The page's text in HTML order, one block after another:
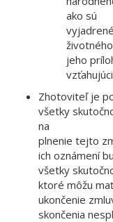
ako sú
jeho
Zhotoviteľ je
všetky
na
plnenie tejto
ich oznámení
všetky
ktoré môžu
ukončenie
skončenia